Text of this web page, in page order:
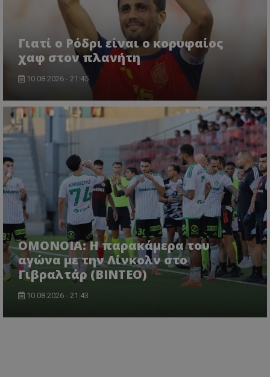
Γιατί ο Ρόδρι είναι ο κορυφαίος
χαφ στον πλανήτη
10.08.2026 - 21:45
OMONOIA: Η παρακάμερα του
αγώνα με την Λίνκολν στο
Γιβραλτάρ (BINTEO)
10.08.2026 - 21:43